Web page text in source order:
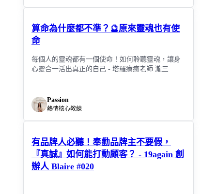
算命為什麼都不準？🔮原來靈魂也有使
命
每個人的靈魂都有一個使命！如何聆聽靈魂，讓身
心靈合一活出真正的自己 - 塔羅療癒老師 瀧三
Passion
熱情核心教練
有品牌人必聽！奉勸品牌主不要假，
『真誠』如何能打動顧客？ - 19again 創
辦人 Blaire #020